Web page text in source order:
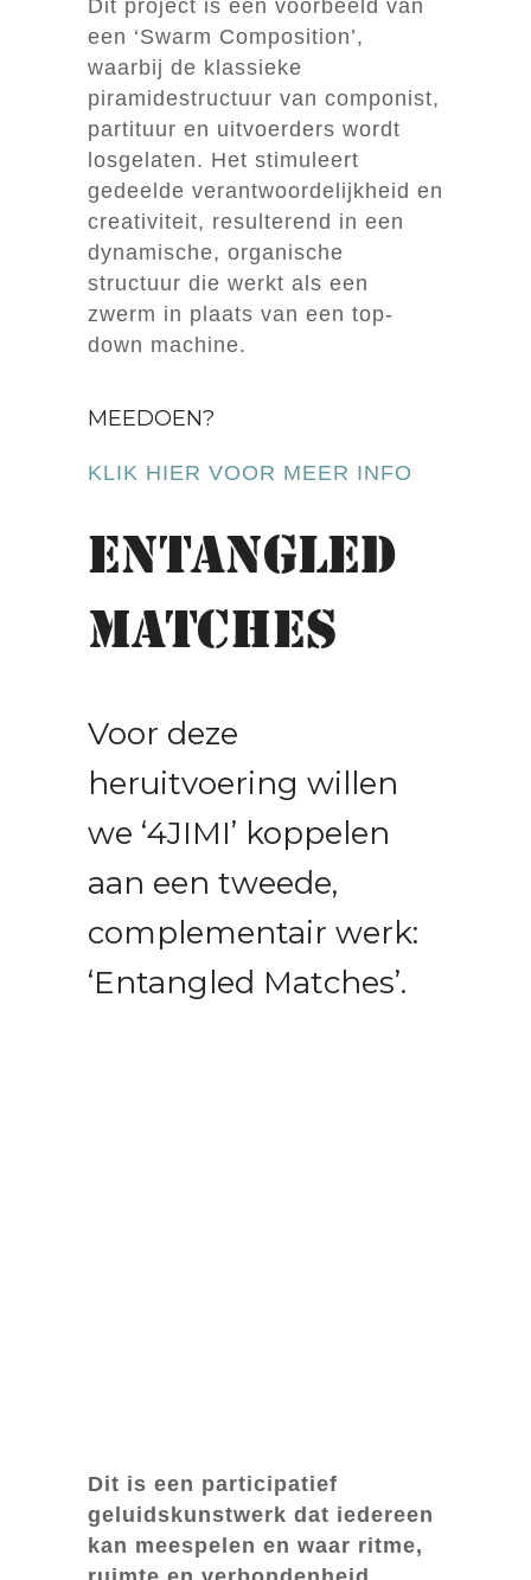
Dit project is een voorbeeld van
een ‘Swarm Composition’,
waarbij de klassieke
piramidestructuur van componist,
partituur en uitvoerders wordt
losgelaten. Het stimuleert
gedeelde verantwoordelijkheid en
creativiteit, resulterend in een
dynamische, organische
structuur die werkt als een
zwerm in plaats van een top-
down machine.
MEEDOEN?
KLIK HIER VOOR MEER INFO
Entangled
Matches
Voor deze
heruitvoering willen
we ‘4JIMI’ koppelen
aan een tweede,
complementair werk:
‘Entangled Matches’.
Dit is een participatief
geluidskunstwerk dat iedereen
kan meespelen en waar ritme,